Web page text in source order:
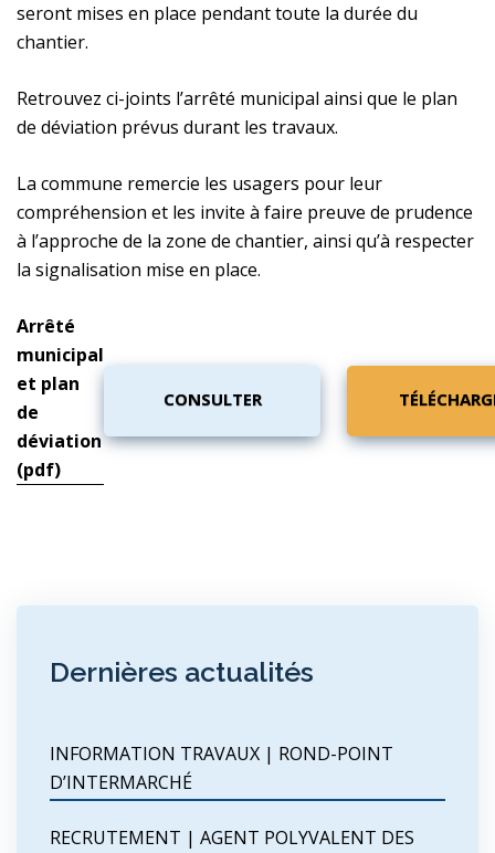
seront mises en place pendant toute la durée du
chantier.
Retrouvez ci-joints l’arrêté municipal ainsi que le plan
de déviation prévus durant les travaux.
La commune remercie les usagers pour leur
compréhension et les invite à faire preuve de prudence
à l’approche de la zone de chantier, ainsi qu’à respecter
la signalisation mise en place.
Arrêté
municipal
et plan
de
déviation
(pdf)
CONSULTER
Dernières actualités
INFORMATION TRAVAUX | ROND-POINT
D’INTERMARCHÉ
RECRUTEMENT | AGENT POLYVALENT DES